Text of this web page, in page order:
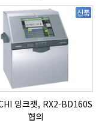
신품
잉크젯, RX2-BD160S
협의